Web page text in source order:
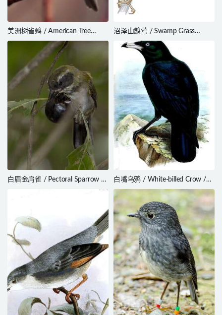
美洲树雀鹀 / American Tree
Sparrow / Spizelloides arborea
沼泽山鹪莺 / Swamp Grass
Babbler / Laticilla cinerascens
白眉金肩雀 / Pectoral Sparrow /
白嘴乌鸦 / White-billed Crow /
Corvus woodfordi